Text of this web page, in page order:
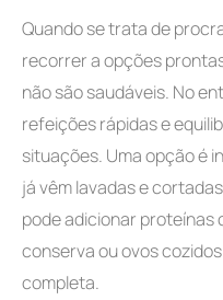
Quando se trata de
recorrer a opções
não são saudáveis. No
refeições rápidas e
situações. Uma opção é
já vêm lavadas e
pode adicionar proteínas
conserva ou ovos
completa.